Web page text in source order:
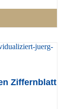
Ziffernblatt